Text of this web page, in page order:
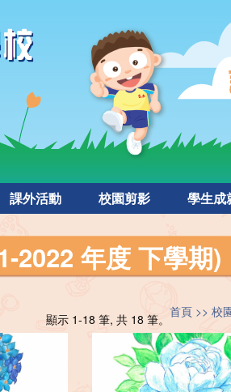
課外活動 校園剪影 學生成
2022 年度 下學期)
首頁 校
顯示 1-18 筆, 共 18 筆。